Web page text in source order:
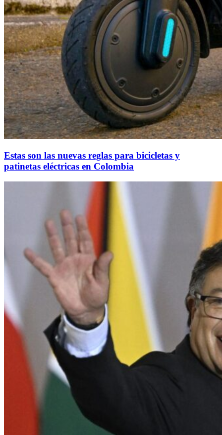
Estas son las nuevas reglas para bicicletas y
patinetas eléctricas en Colombia